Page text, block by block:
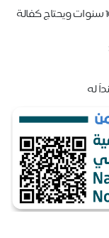
جواد يتيم يعاني قسطرة القلب يبلغ من العمر 10 سنوات ويحتاج كفالة
له